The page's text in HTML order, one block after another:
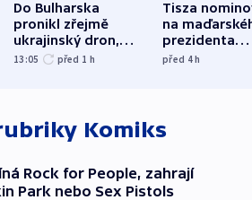
Do Bulharska
pronikl zřejmě
ukrajinský dron,
explodoval kilometr
13:05 před 1 h
Tisza
na
prezidenta
bývalého
před 4h
Komiks
Rock for People, zahrají
Park nebo Sex Pistols